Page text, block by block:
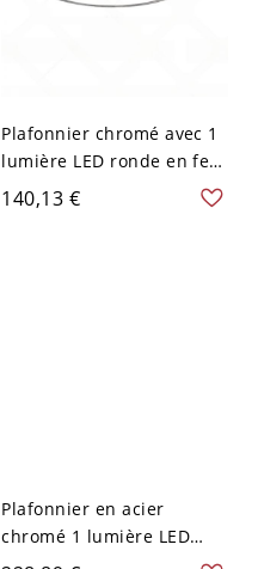
Plafonnier chromé avec 1
lumière LED ronde en fer
et lucite, 110V-120V, 16"
140,13 €
Plafonnier en acier
chromé 1 lumière LED
style enfant avec abat-